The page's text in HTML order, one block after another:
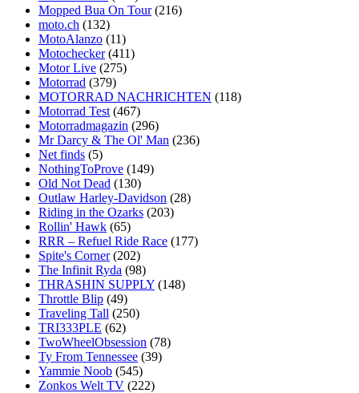
Mopped Bua On Tour (216)
moto.ch (132)
MotoAlanzo (11)
Motochecker (411)
Motor Live (275)
Motorrad (379)
MOTORRAD NACHRICHTEN (118)
Motorrad Test (467)
Motorradmagazin (296)
Mr Darcy & The Ol' Man (236)
Net finds (5)
NothingToProve (149)
Old Not Dead (130)
Outlaw Harley-Davidson (28)
Riding in the Ozarks (203)
Rollin' Hawk (65)
RRR – Refuel Ride Race (177)
Spite's Corner (202)
The Infinit Ryda (98)
THRASHIN SUPPLY (148)
Throttle Blip (49)
Traveling Tall (250)
TRI333PLE (62)
TwoWheelObsession (78)
Ty From Tennessee (39)
Yammie Noob (545)
Zonkos Welt TV (222)